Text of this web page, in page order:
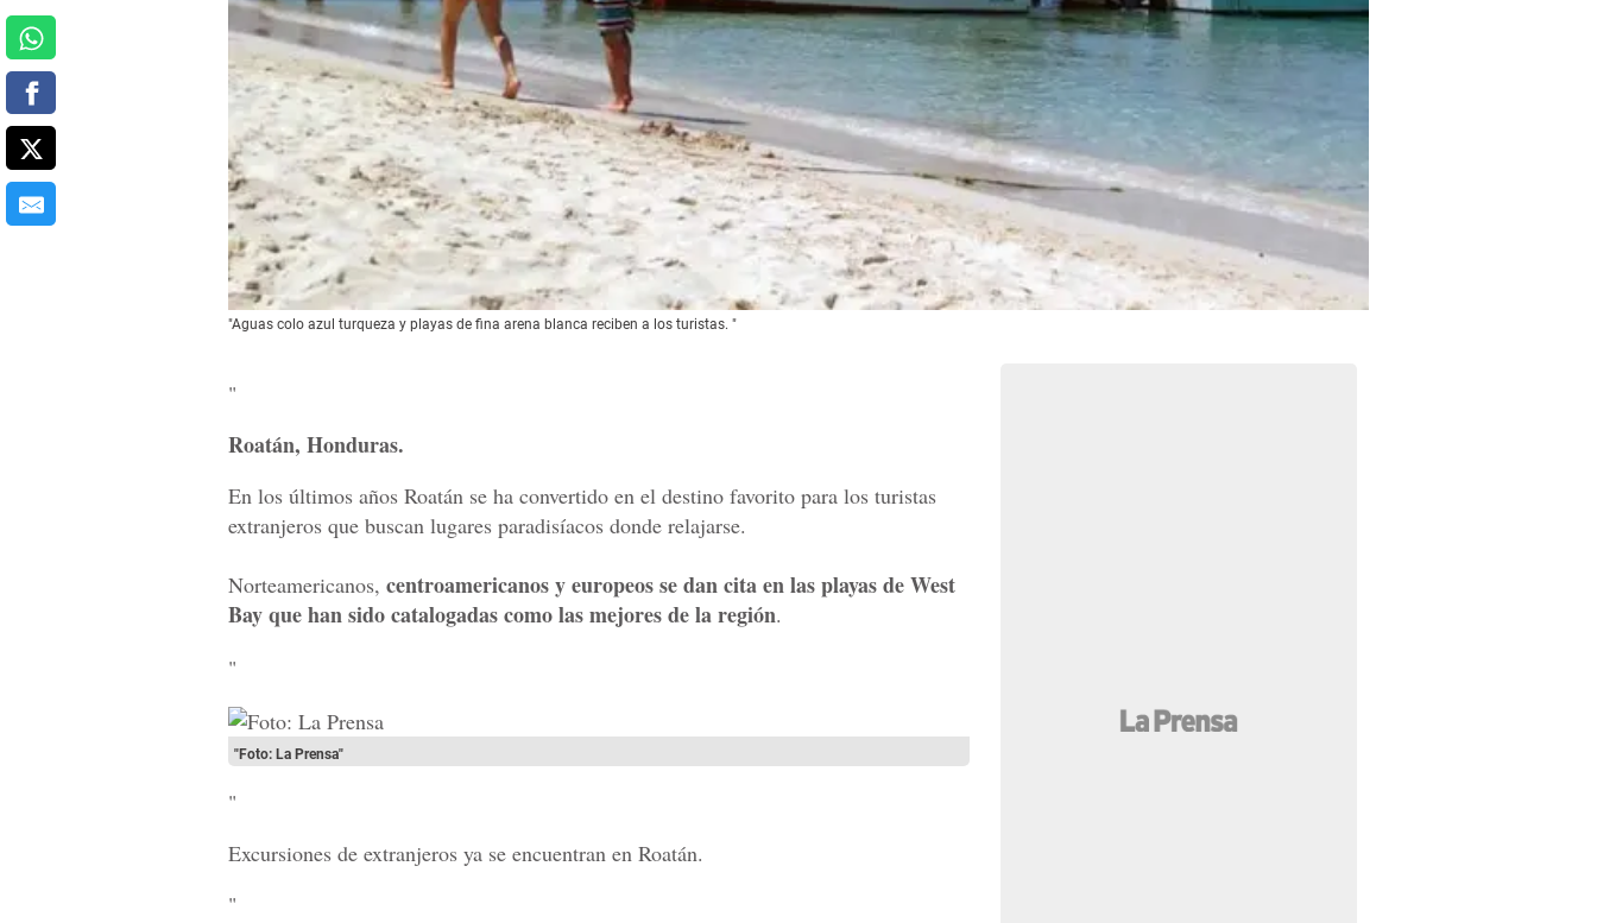
"Aguas colo azul turqueza y playas de fina arena blanca reciben a los turistas. "
"
Roatán, Honduras.
En los últimos años Roatán se ha convertido en el destino favorito para los turistas
extranjeros que buscan lugares paradisíacos donde relajarse.
Norteamericanos, centroamericanos y europeos se dan cita en las playas de West
Bay que han sido catalogadas como las mejores de la región.
"
"Foto: La Prensa"
"
Excursiones de extranjeros ya se encuentran en Roatán.
"